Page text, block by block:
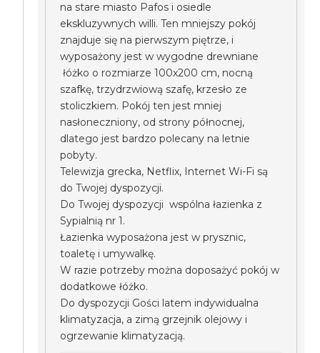
na stare miasto Pafos i osiedle
ekskluzywnych willi. Ten mniejszy pokój
znajduje się na pierwszym piętrze, i
wyposażony jest w wygodne drewniane
łóżko o rozmiarze 100x200 cm, nocną
szafkę, trzydrzwiową szafę, krzesło ze
stoliczkiem. Pokój ten jest mniej
nasłoneczniony, od strony północnej,
dlatego jest bardzo polecany na letnie
pobyty.
Telewizja grecka, Netflix, Internet Wi-Fi są
do Twojej dyspozycji.
Do Twojej dyspozycji wspólna łazienka z
Sypialnią nr 1.
Łazienka wyposażona jest w prysznic,
toaletę i umywalkę.
W razie potrzeby można doposażyć pokój w
dodatkowe łóżko.
Do dyspozycji Gości latem indywidualna
klimatyzacja, a zimą grzejnik olejowy i
ogrzewanie klimatyzacją.